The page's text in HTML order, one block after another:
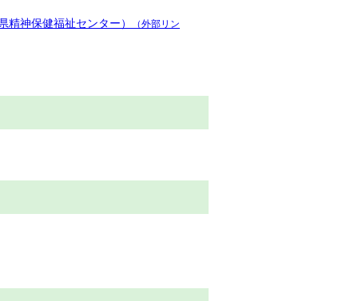
神保健福祉センター）
（外部リン